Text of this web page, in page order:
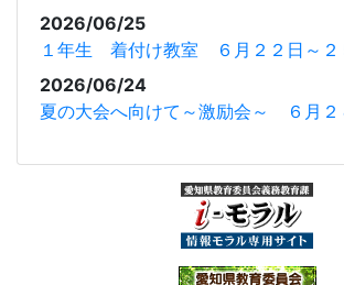
2026/06/25
１年生 着付け教室 ６月２２日～
2026/06/24
夏の大会へ向けて～激励会～ ６月２